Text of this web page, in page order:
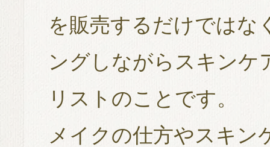
を販売するだけではな
ングしながらスキンケ
リストのことです。
メイクの仕方やスキン